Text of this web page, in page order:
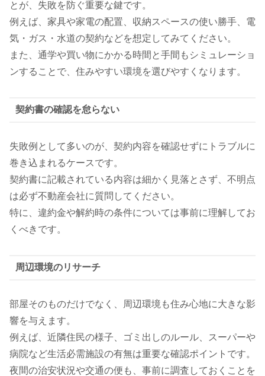
とが、失敗を防ぐ重要な鍵です。
例えば、家具や家電の配置、収納スペースの使い勝手、電
気・ガス・水道の契約などを想定してみてください。
また、通学や買い物にかかる時間と手間もシミュレーショ
ンすることで、住みやすい環境を選びやすくなります。
契約書の確認を怠らない
失敗例として多いのが、契約内容を確認せずにトラブルに
巻き込まれるケースです。
契約書に記載されている内容は細かく見落とさず、不明点
は必ず不動産会社に質問してください。
特に、違約金や解約時の条件については事前に理解してお
くべきです。
周辺環境のリサーチ
部屋そのものだけでなく、周辺環境も住み心地に大きな影
響を与えます。
例えば、近隣住民の様子、ゴミ出しのルール、スーパーや
病院など生活必需施設の有無は重要な確認ポイントです。
夜間の治安状況や交通の便も、事前に調査しておくことを